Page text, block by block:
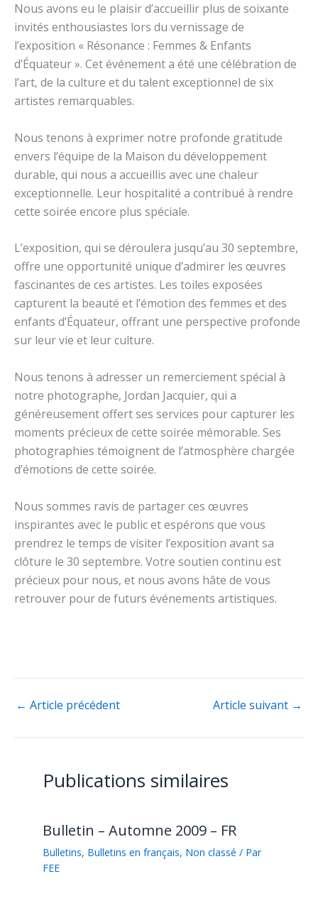
Nous avons eu le plaisir d’accueillir plus de soixante
invités enthousiastes lors du vernissage de
l’exposition « Résonance : Femmes & Enfants
d’Équateur ». Cet événement a été une célébration de
l’art, de la culture et du talent exceptionnel de six
artistes remarquables.
Nous tenons à exprimer notre profonde gratitude
envers l’équipe de la Maison du développement
durable, qui nous a accueillis avec une chaleur
exceptionnelle. Leur hospitalité a contribué à rendre
cette soirée encore plus spéciale.
L’exposition, qui se déroulera jusqu’au 30 septembre,
offre une opportunité unique d’admirer les œuvres
fascinantes de ces artistes. Les toiles exposées
capturent la beauté et l’émotion des femmes et des
enfants d’Équateur, offrant une perspective profonde
sur leur vie et leur culture.
Nous tenons à adresser un remerciement spécial à
notre photographe, Jordan Jacquier, qui a
généreusement offert ses services pour capturer les
moments précieux de cette soirée mémorable. Ses
photographies témoignent de l’atmosphère chargée
d’émotions de cette soirée.
Nous sommes ravis de partager ces œuvres
inspirantes avec le public et espérons que vous
prendrez le temps de visiter l’exposition avant sa
clôture le 30 septembre. Votre soutien continu est
précieux pour nous, et nous avons hâte de vous
retrouver pour de futurs événements artistiques.
← Article précédent Article suivant →
Publications similaires
Bulletin – Automne 2009 – FR
Bulletins, Bulletins en français, Non classé / Par
FEE